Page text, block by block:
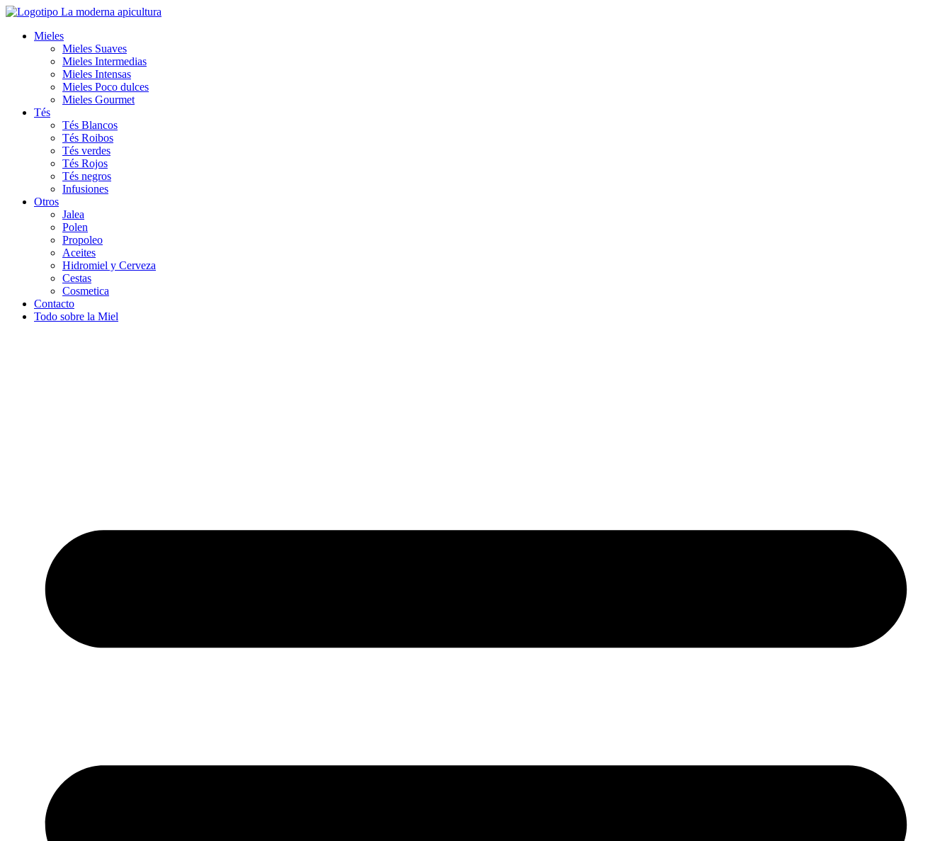
Ir
contenidoMieles
Mieles Suaves
Mieles Intermedias
Mieles Intensas
Mieles Poco dulces
Mieles Gourmet
Tés
Tés Blancos
Tés Roibos
Tés verdes
Tés Rojos
Tés negros
Infusiones
Otros
Jalea
Polen
Propoleo
Aceites
Hidromiel y Cerveza
Cestas
Cosmetica
Contacto
Todo sobre la Miel